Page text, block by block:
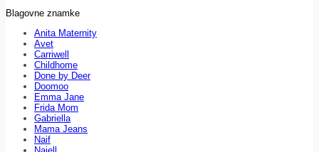
Blagovne znamke
Anita Maternity
Avet
Carriwell
Childhome
Done by Deer
Doomoo
Emma Jane
Frida Mom
Gabriella
Mama Jeans
Naif